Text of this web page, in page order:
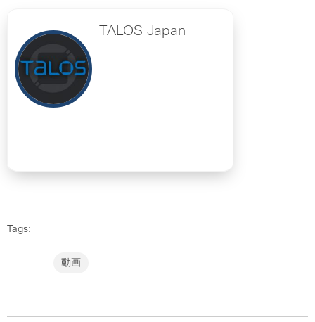
TALOS Japan
Tags:
動画